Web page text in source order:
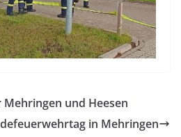
Mehringen und Heesen
in Mehringen